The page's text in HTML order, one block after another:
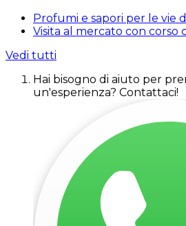
Profumi e sapori per le vie
Visita al mercato con corso
Vedi tutti
Hai bisogno di aiuto per
un'esperienza? Contattaci!